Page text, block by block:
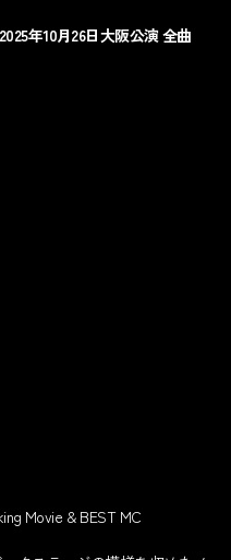
年10月26日大阪公演 全曲
Movie & BEST MC